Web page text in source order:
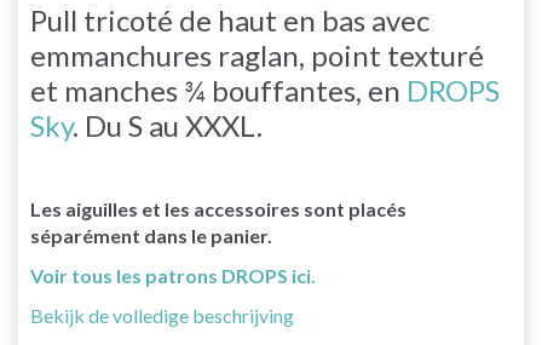
Pull tricoté de haut en bas avec
emmanchures raglan, point texturé
et manches ¾ bouffantes, en DROPS
Sky. Du S au XXXL.
Les aiguilles et les accessoires sont placés
séparément dans le panier.
Voir tous les patrons DROPS ici.
Bekijk de volledige beschrijving